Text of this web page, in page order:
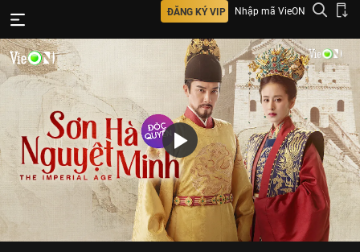
ĐĂNG KÝ VIP Nhập mã VieON